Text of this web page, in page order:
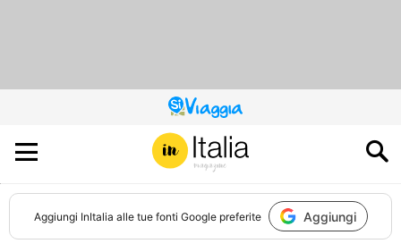
QUESTO
SITO
CONTRIBUISCE
ALL’AUDIENCE
DI
Aggiungi InItalia alle tue fonti Google preferite Aggiungi